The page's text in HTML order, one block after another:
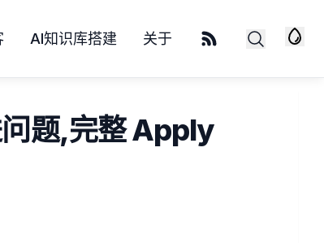
AI知识库搭建 关于
题,完整 Apply